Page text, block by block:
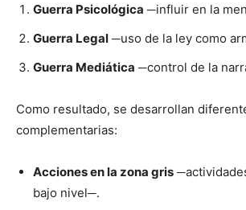
Guerra Psicológica ─influir en la
Guerra Legal ─uso de la ley como
Guerra Mediática ─control de la
Como resultado, se desarrollan
complementarias:
Acciones en la zona gris
bajo nivel─.